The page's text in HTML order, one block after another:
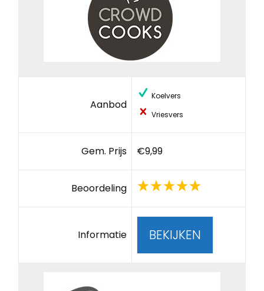
Aanbod
Koelvers
Vriesvers
Gem. Prijs €9,99
Beoordeling
Informatie BEKIJKEN